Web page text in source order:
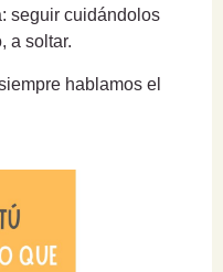
seguir cuidándolos
a soltar.
hablamos el